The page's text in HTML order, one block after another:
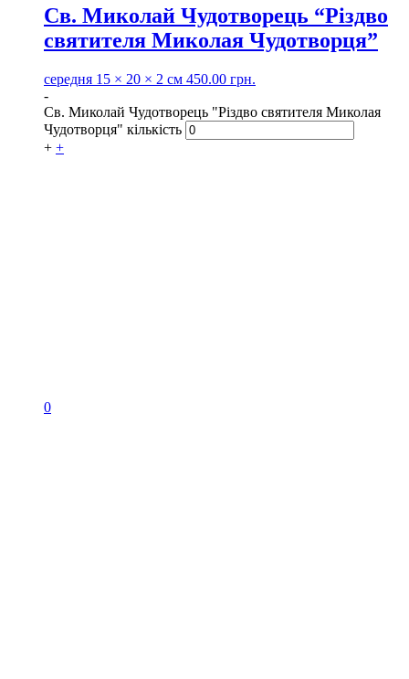
Св. Миколай Чудотворець “Різдво
святителя Миколая Чудотворця”
середня 15 × 20 × 2 см 450.00 грн.
-
Св. Миколай Чудотворець "Різдво святителя Миколая
Чудотворця" кількість
+ +
0